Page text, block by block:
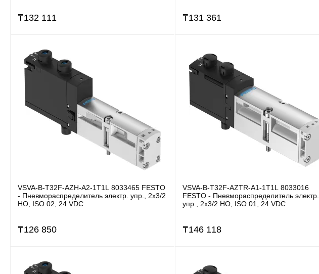
₸132 111 ₸131 361
VSVA-B-T32F-AZH-A2-1T1L 8033465 FESTO
- Пневмораспределитель электр. упр., 2x3/2
НО, ISO 02, 24 VDC
₸126 850
VSVA-B-T32F-AZTR-A1-1T1L 8033016
FESTO - Пневмораспределитель электр.
упр., 2x3/2 НО, ISO 01, 24 VDC
₸146 118